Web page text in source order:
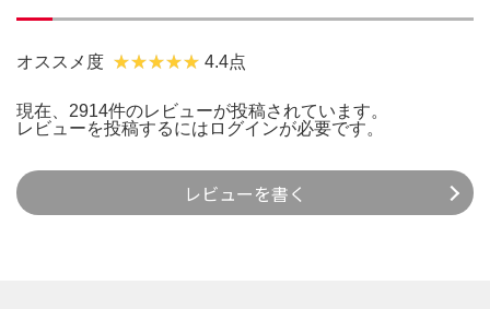
オススメ度 4.4点
現在、2914件のレビューが投稿されています。
レビューを投稿するには ログインが必要です。
レビューを書く